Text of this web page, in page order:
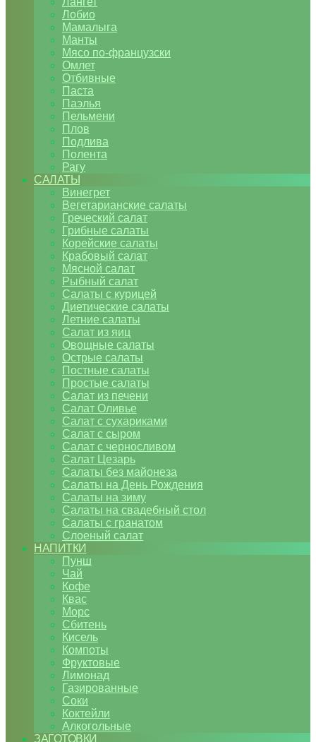
Лобио
Мамалыга
Манты
Мясо по-французски
Омлет
Отбивные
Паста
Паэлья
Пельмени
Плов
Подлива
Полента
Рагу
САЛАТЫ
Винегрет
Вегетарианские салаты
Греческий салат
Грибные салаты
Корейские салаты
Крабовый салат
Мясной салат
Рыбный салат
Салаты с курицей
Диетические салаты
Летние салаты
Салат из яиц
Овощные салаты
Острые салаты
Постные салаты
Простые салаты
Салат из печени
Салат Оливье
Салат с сухариками
Салат с сыром
Салат с черносливом
Салат Цезарь
Салаты без майонеза
Салаты на День Рождения
Салаты на зиму
Салаты на свадебный стол
Салаты с гранатом
Слоеный салат
НАПИТКИ
Пунш
Чай
Кофе
Квас
Морс
Сбитень
Кисель
Компоты
Фруктовые
Лимонад
Газированные
Соки
Коктейли
Алкогольные
ЗАГОТОВКИ